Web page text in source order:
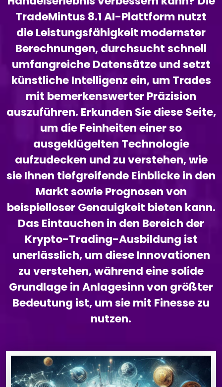
TradeMintus 8.1 AI-Plattform nutzt
die Leistungsfähigkeit modernster
Berechnungen, durchsucht schnell
umfangreiche Datensätze und setzt
künstliche Intelligenz ein, um Trades
mit bemerkenswerter Präzision
auszuführen. Erkunden Sie diese Seite,
um die Feinheiten einer so
ausgeklügelten Technologie
aufzudecken und zu verstehen, wie
sie Ihnen tiefgreifende Einblicke in den
Markt sowie Prognosen von
beispielloser Genauigkeit bieten kann.
Das Eintauchen in den Bereich der
Krypto-Trading-Ausbildung ist
unerlässlich, um diese Innovationen
zu verstehen, während eine solide
Grundlage in Anlagesinn von größter
Bedeutung ist, um sie mit Finesse zu
nutzen.